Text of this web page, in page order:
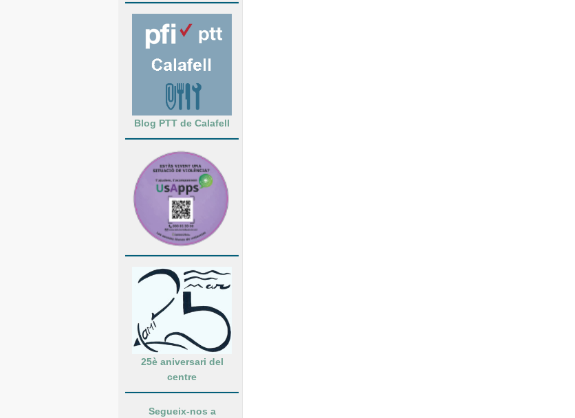
Blog PTT de Calafell
25è aniversari del
centre
Segueix-nos a